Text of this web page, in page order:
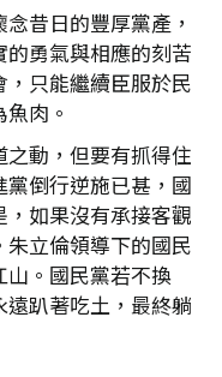
昔日的豐厚黨產，
勇氣與相應的刻苦
只能繼續臣服於民
肉。
動，但要有抓得住
倒行逆施已甚，國
如果沒有承接客觀
立倫領導下的國民
。國民黨若不換
趴著吃土，最終躺